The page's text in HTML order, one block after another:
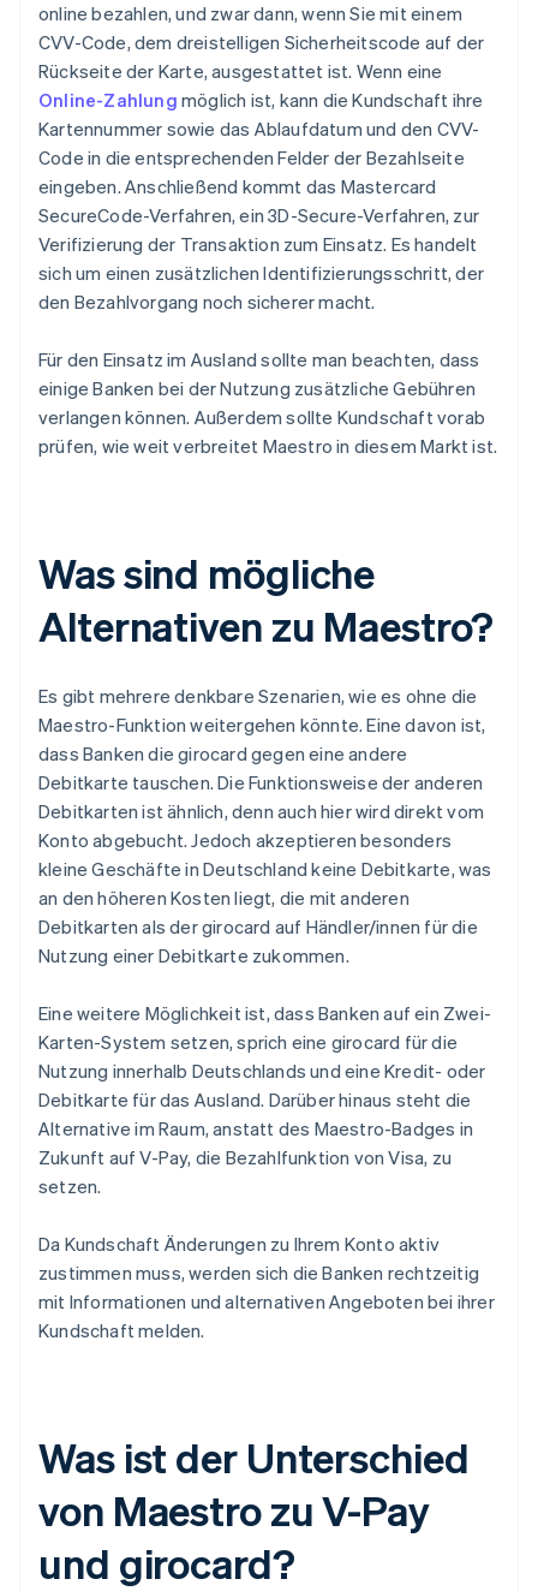
online bezahlen, und zwar dann, wenn Sie mit einem
CVV-Code, dem dreistelligen Sicherheitscode auf der
Rückseite der Karte, ausgestattet ist. Wenn eine
Online-Zahlung möglich ist, kann die Kundschaft ihre
Kartennummer sowie das Ablaufdatum und den CVV-
Code in die entsprechenden Felder der Bezahlseite
eingeben. Anschließend kommt das Mastercard
SecureCode-Verfahren, ein 3D-Secure-Verfahren, zur
Verifizierung der Transaktion zum Einsatz. Es handelt
sich um einen zusätzlichen Identifizierungsschritt, der
den Bezahlvorgang noch sicherer macht.
Für den Einsatz im Ausland sollte man beachten, dass
einige Banken bei der Nutzung zusätzliche Gebühren
verlangen können. Außerdem sollte Kundschaft vorab
prüfen, wie weit verbreitet Maestro in diesem Markt ist.
Was sind mögliche
Alternativen zu Maestro?
Es gibt mehrere denkbare Szenarien, wie es ohne die
Maestro-Funktion weitergehen könnte. Eine davon ist,
dass Banken die girocard gegen eine andere
Debitkarte tauschen. Die Funktionsweise der anderen
Debitkarten ist ähnlich, denn auch hier wird direkt vom
Konto abgebucht. Jedoch akzeptieren besonders
kleine Geschäfte in Deutschland keine Debitkarte, was
an den höheren Kosten liegt, die mit anderen
Debitkarten als der girocard auf Händler/innen für die
Nutzung einer Debitkarte zukommen.
Eine weitere Möglichkeit ist, dass Banken auf ein Zwei-
Karten-System setzen, sprich eine girocard für die
Nutzung innerhalb Deutschlands und eine Kredit- oder
Debitkarte für das Ausland. Darüber hinaus steht die
Alternative im Raum, anstatt des Maestro-Badges in
Zukunft auf V-Pay, die Bezahlfunktion von Visa, zu
setzen.
Da Kundschaft Änderungen zu Ihrem Konto aktiv
zustimmen muss, werden sich die Banken rechtzeitig
mit Informationen und alternativen Angeboten bei ihrer
Kundschaft melden.
Was ist der Unterschied
von Maestro zu V-Pay
und girocard?